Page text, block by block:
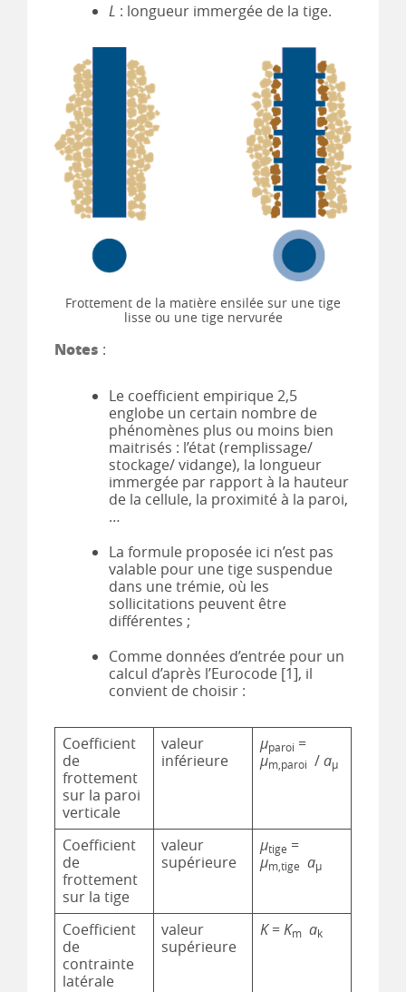
L : longueur immergée de la tige.
Frottement de la matière ensilée sur une tige
lisse ou une tige nervurée
Notes :
Le coefficient empirique 2,5
englobe un certain nombre de
phénomènes plus ou moins bien
maitrisés : l’état (remplissage/
stockage/ vidange), la longueur
immergée par rapport à la hauteur
de la cellule, la proximité à la paroi,
…
La formule proposée ici n’est pas
valable pour une tige suspendue
dans une trémie, où les
sollicitations peuvent être
différentes ;
Comme données d’entrée pour un
calcul d’après l’Eurocode [1], il
convient de choisir :
Coefficient
de
frottement
sur la paroi
verticale
valeur
inférieure
µparoi =
µm,paroi /aµ
Coefficient
de
frottement
sur la tige
valeur
supérieure
µtige =
µm,tige aµ
Coefficient
de
contrainte
latérale
valeur
supérieure
K=Km ak